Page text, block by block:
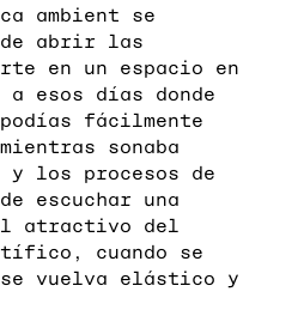
ambient se
abrir las
en un espacio en
esos días donde
fácilmente
sonaba
los procesos de
escuchar una
atractivo del
cuando se
se vuelva elástico y